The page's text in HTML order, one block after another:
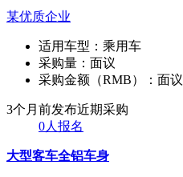
某优质企业
适用车型： 乘用车
采购量： 面议
采购金额（RMB）： 面议
3个月前发布近期采购
0人报名
大型客车全铝车身